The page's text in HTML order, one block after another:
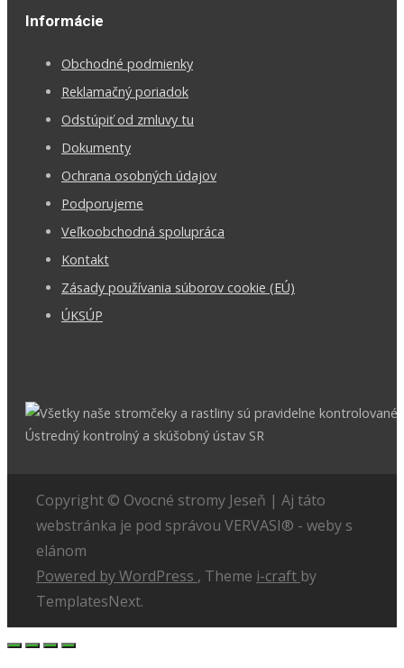
Informácie
Obchodné podmienky
Reklamačný poriadok
Odstúpiť od zmluvy tu
Dokumenty
Ochrana osobných údajov
Podporujeme
Veľkoobchodná spolupráca
Kontakt
Zásady používania súborov cookie (EÚ)
ÚKSÚP
Copyright © Ovocné stromy Jeseň | Aj táto
webstránka je pod správou VERVASI® - weby s
elánom
Powered by WordPress , Theme i-craft by
TemplatesNext.